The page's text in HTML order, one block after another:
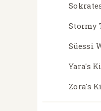
Stormy
Süessi
Yara's
Zora's